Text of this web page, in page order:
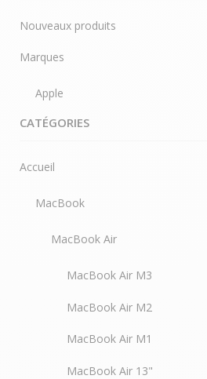
Nouveaux produits
Marques
Apple
CATÉGORIES
Accueil
MacBook
MacBook Air
MacBook Air M3
MacBook Air M2
MacBook Air M1
MacBook Air 13"